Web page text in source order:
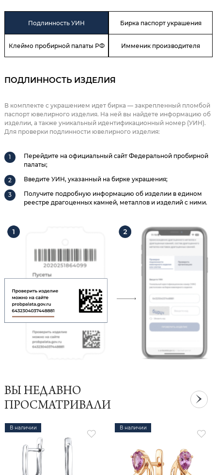
Подлинность УИН Бирка паспорт украшения
Клеймо пробирной палаты РФ Имменик производителя
ПОДЛИННОСТЬ ИЗДЕЛИЯ
В комплекте с украшением идет бирка — закрепленный пломбой
паспорт ювелирного изделия. На ней вы найдете информацию об
изделии, а также уникальный идентификационный номер (УИН).
Для проверки подлинности ювелирного изделия:
Перейдите на официальный сайт Федеральной пробирной
палаты;
Введите УИН, указанный на бирке украшения;
Получите подробную информацию об изделии в едином
реестре драгоценных камней, металлов и изделий с ними.
ВЫ НЕДАВНО
ПРОСМАТРИВАЛИ
В наличии В наличии